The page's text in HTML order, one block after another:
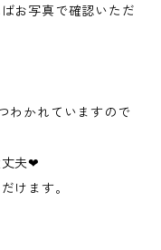
お写真で確認いただ
わかれていますので
丈夫❤︎
けます。